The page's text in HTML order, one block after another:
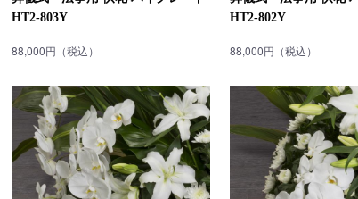
HT2-803Y
88,000円（税込）
HT2-802Y
88,000円（税込）